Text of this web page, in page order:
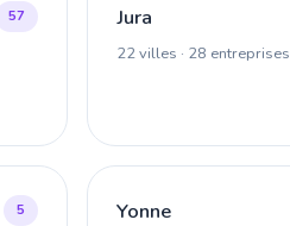
57 Jura
22 villes · 28 entreprises
5 Yonne